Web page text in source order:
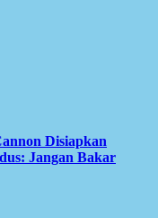
Disiapkan
Jangan Bakar